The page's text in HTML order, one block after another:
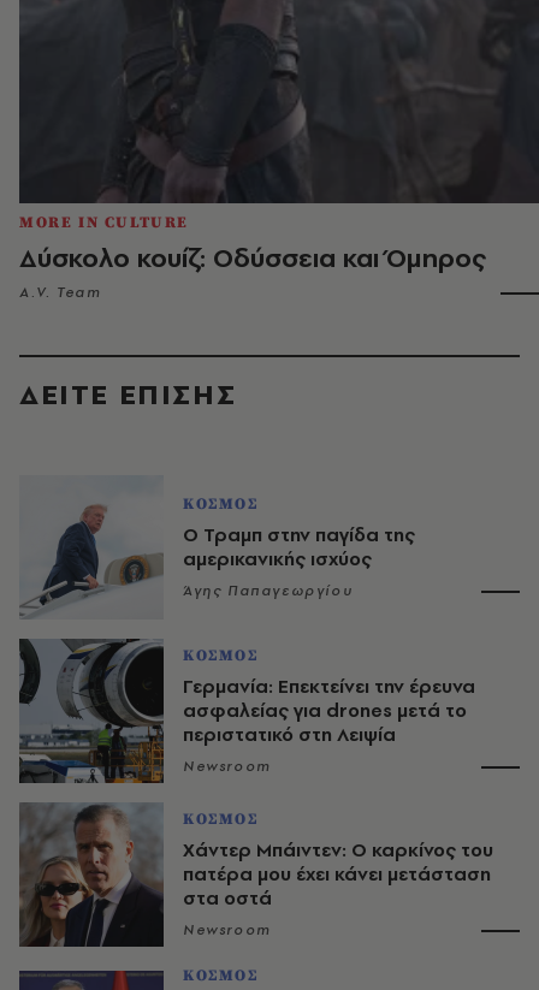
MORE IN CULTURE
Δύσκολο κουίζ: Οδύσσεια και Όμηρος
A.V. Team
ΔΕΙΤΕ ΕΠΙΣΗΣ
ΚΟΣΜΟΣ
Ο Τραμπ στην παγίδα της
αμερικανικής ισχύος
Άγης Παπαγεωργίου
ΚΟΣΜΟΣ
Γερμανία: Επεκτείνει την έρευνα
ασφαλείας για drones μετά το
περιστατικό στη Λειψία
Newsroom
ΚΟΣΜΟΣ
Χάντερ Μπάιντεν: Ο καρκίνος του
πατέρα μου έχει κάνει μετάσταση
στα οστά
Newsroom
ΚΟΣΜΟΣ